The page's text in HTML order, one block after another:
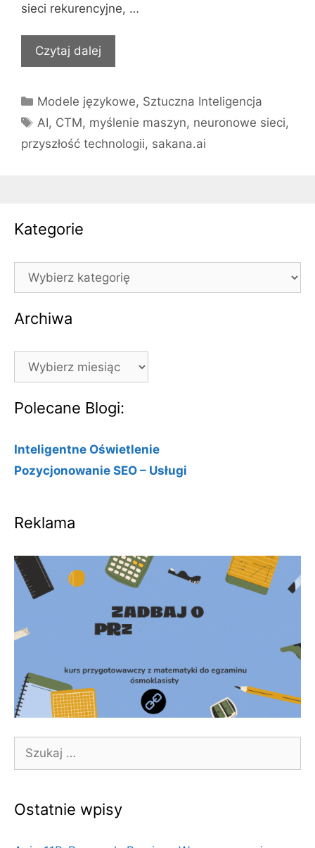
sieci rekurencyjne, …
Czytaj dalej
Kategorie
Modele językowe, Sztuczna Inteligencja
Tagi
AI, CTM, myślenie maszyn, neuronowe sieci,
przyszłość technologii, sakana.ai
Kategorie
Kategorie
Archiwa
Archiwa
Polecane Blogi:
Inteligentne Oświetlenie
Pozycjonowanie SEO – Usługi
Reklama
Ostatnie wpisy